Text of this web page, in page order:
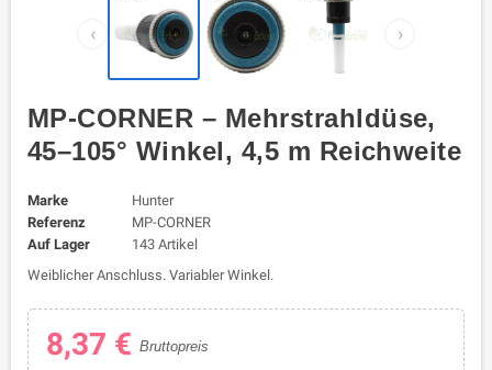
‹ ›
MP-CORNER – Mehrstrahldüse,
45–105° Winkel, 4,5 m Reichweite
Marke
Hunter
Referenz
MP-CORNER
Auf Lager
143 Artikel
Weiblicher Anschluss. Variabler Winkel.
8,37 € Bruttopreis